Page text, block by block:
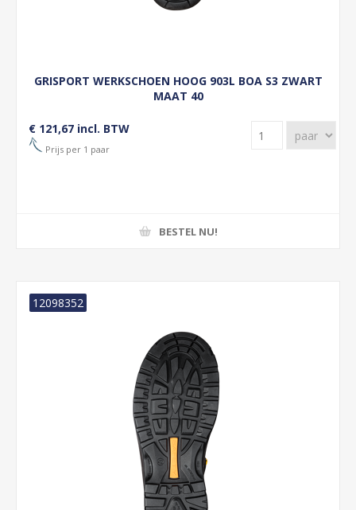
GRISPORT WERKSCHOEN HOOG 903L BOA S3 ZWART
MAAT 40
€ 121,67 incl. BTW
Prijs per 1 paar
BESTEL NU!
12098352